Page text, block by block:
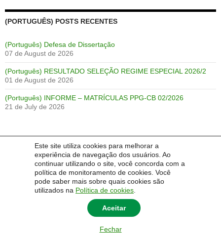
Este site utiliza cookies para melhorar a
experiência de navegação dos usuários. Ao
continuar utilizando o site, você concorda com a
política de monitoramento de cookies. Você
pode saber mais sobre quais cookies são
utilizados na Política de cookies
Aceitar
Fechar
(PORTUGUÊS) POSTS RECENTES
(Português) Defesa de Dissertação
07 de August de 2026
(Português) RESULTADO SELEÇÃO REGIME ESPECIAL 2026/2
01 de August de 2026
(Português) INFORME – MATRÍCULAS PPG-CB 02/2026
21 de July de 2026
Português English Español
© 2014 Universidade Federal do Pampa - UNIPAMPA